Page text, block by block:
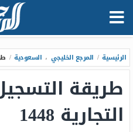
الرئيسية / المرجع الخليجي ، السعودية /
طريقة
التجارية 1448